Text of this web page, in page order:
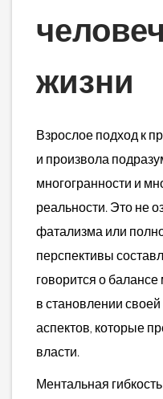
жизни
Взрослое подход к
и произвола
многогранности и
реальности. Это не
фатализма или
перспективы
говорится о
в становлении
аспектов, которые
власти.
Ментальная